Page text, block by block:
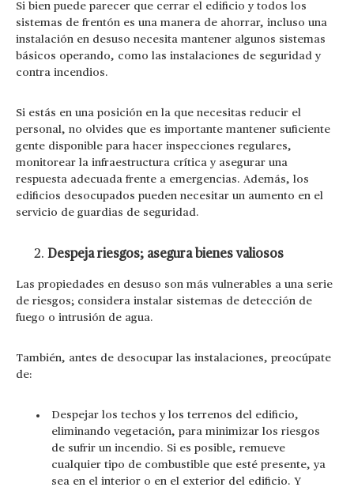
Si bien puede parecer que cerrar el edificio y todos los
sistemas de frentón es una manera de ahorrar, incluso una
instalación en desuso necesita mantener algunos sistemas
básicos operando, como las instalaciones de seguridad y
contra incendios.
Si estás en una posición en la que necesitas reducir el
personal, no olvides que es importante mantener suficiente
gente disponible para hacer inspecciones regulares,
monitorear la infraestructura crítica y asegurar una
respuesta adecuada frente a emergencias. Además, los
edificios desocupados pueden necesitar un aumento en el
servicio de guardias de seguridad.
Despeja riesgos; asegura bienes valiosos
Las propiedades en desuso son más vulnerables a una serie
de riesgos; considera instalar sistemas de detección de
fuego o intrusión de agua.
También, antes de desocupar las instalaciones, preocúpate
de:
Despejar los techos y los terrenos del edificio,
eliminando vegetación, para minimizar los riesgos
de sufrir un incendio. Si es posible, remueve
cualquier tipo de combustible que esté presente, ya
sea en el interior o en el exterior del edificio. Y